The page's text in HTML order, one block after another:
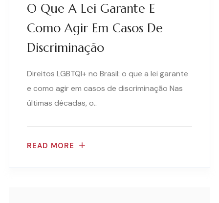
O Que A Lei Garante E
Como Agir Em Casos De
Discriminação
Direitos LGBTQI+ no Brasil: o que a lei garante
e como agir em casos de discriminação Nas
últimas décadas, o..
READ MORE